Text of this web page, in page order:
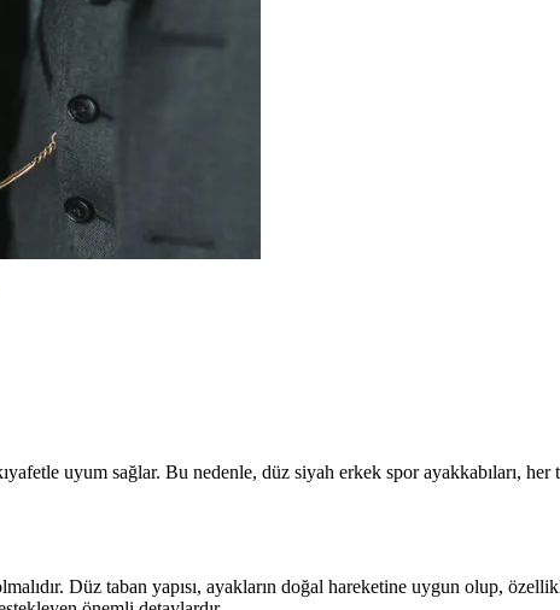
uyum sağlar. Bu nedenle, düz siyah erkek spor ayakkabıları,
Düz taban yapısı, ayakların doğal hareketine uygun olup,